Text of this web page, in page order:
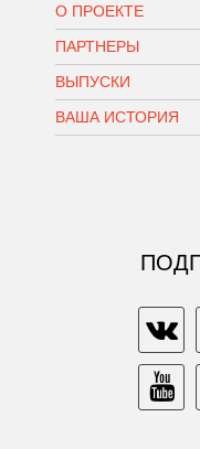
О ПРОЕКТЕ
ПАРТНЕРЫ
ВЫПУСКИ
ВАША ИСТОРИЯ